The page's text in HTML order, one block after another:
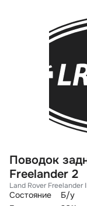
Поводок
Freelander 2
Land Rover Freelander
Состояние
Б/у